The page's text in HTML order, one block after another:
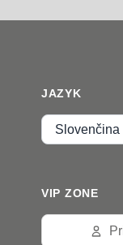
JAZYK
Jazyk
VIP ZONE